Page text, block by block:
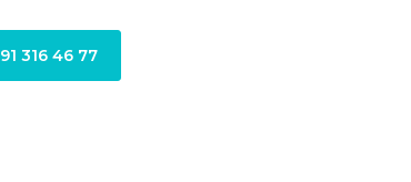
91 316 46 77